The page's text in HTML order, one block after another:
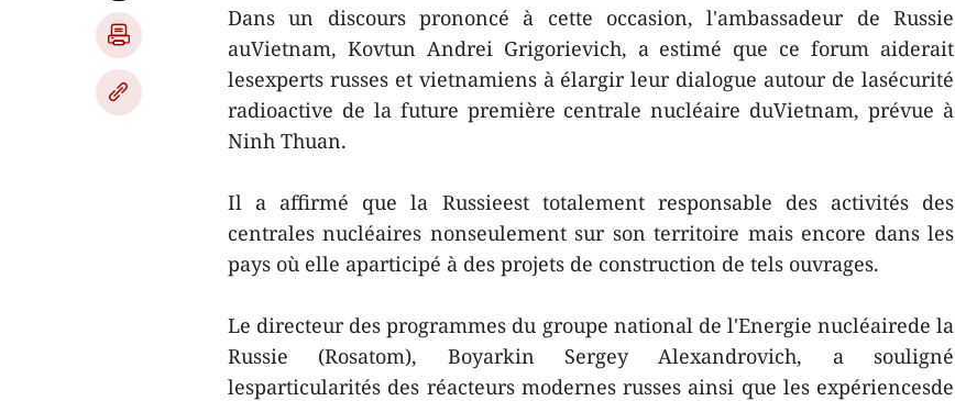
Dans un discours prononcé à cette occasion, l'ambassadeur de Russie
auVietnam, Kovtun Andrei Grigorievich, a estimé que ce forum aiderait
lesexperts russes et vietnamiens à élargir leur dialogue autour de lasécurité
radioactive de la future première centrale nucléaire duVietnam, prévue à
Ninh Thuan.
Il a affirmé que la Russieest totalement responsable des activités des
centrales nucléaires nonseulement sur son territoire mais encore dans les
pays où elle aparticipé à des projets de construction de tels ouvrages.
Le directeur des programmes du groupe national de l'Energie nucléairede la
Russie (Rosatom), Boyarkin Sergey Alexandrovich, a souligné
lesparticularités des réacteurs modernes russes ainsi que les expériencesde